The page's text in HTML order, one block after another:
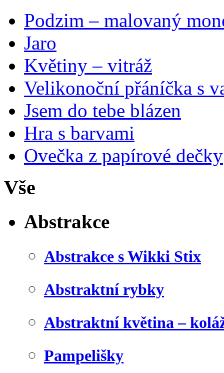
Podzim – malovaný
Jaro
Květiny – vitráž
Velikonoční přáníčka s
Jsem do tebe blázen
Hra s barvami
Ovečka z papírové dečky
Vše
Abstrakce
Abstrakce s Wikki Stix
Abstraktní rybky
Abstraktní květina –
Pampelišky